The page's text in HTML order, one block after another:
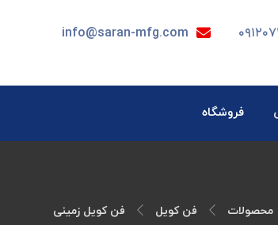
info@saran-mfg.com
فروشگاه
محصولات فن کویل فن کویل زمینی